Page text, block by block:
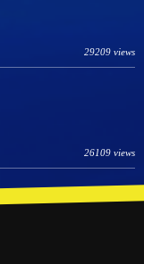
29209 views
26109 views